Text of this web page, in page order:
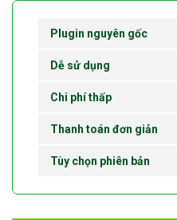
Plugin nguyên gốc
Dễ sử dụng
Chi phí thấp
Thanh toán đơn giản
Tùy chọn phiên bản